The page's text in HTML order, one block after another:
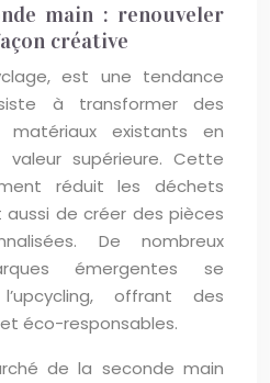
main : renouveler
créative
est une tendance
à transformer des
existants en
supérieure. Cette
réduit les déchets
de créer des pièces
De nombreux
émergentes se
offrant des
éco-responsables.
de la seconde main